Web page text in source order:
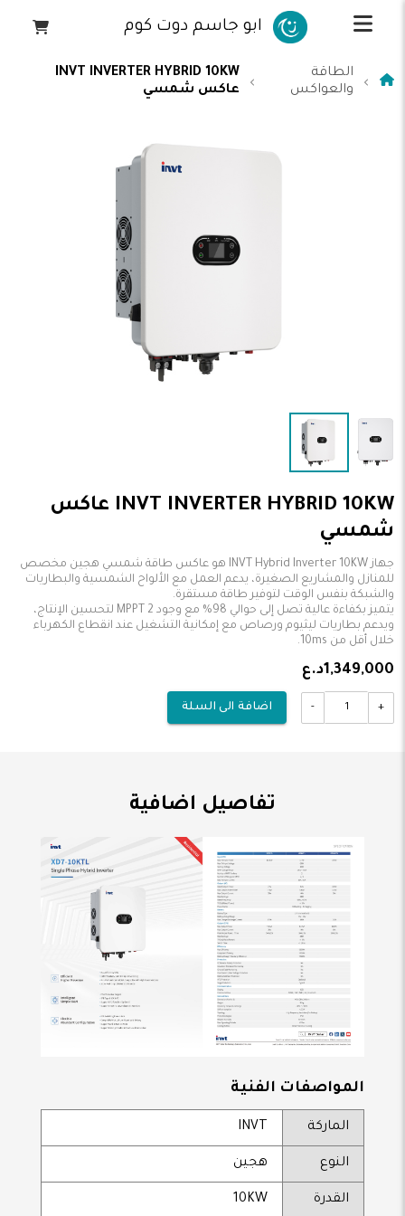
ابو جاسم دوت كوم
الطاقة
والعواكس
INVT INVERTER HYBRID 10KW
عاكس شمسي
INVT INVERTER HYBRID 10KW عاكس
شمسي
جهاز INVT Hybrid Inverter 10KW هو عاكس طاقة شمسي هجين مخصص
للمنازل والمشاريع الصغيرة، يدعم العمل مع الألواح الشمسية والبطاريات
يتميز بكفاءة عالية تصل إلى حوالي 98% مع وجود 2 MPPT لتحسين الإنتاج،
ويدعم بطاريات ليثيوم ورصاص مع إمكانية التشغيل عند انقطاع الكهرباء
خلال أقل من 10ms.
1,349,000د.ع
+
- اضافة الى السلة
تفاصيل اضافية
المواصفات الفنية
الماركة INVT
النوع هجين
القدرة 10KW